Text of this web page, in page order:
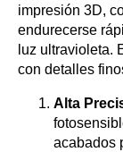
impresión 3D,
endurecerse
luz ultravioleta.
con detalles
Alta
acabados